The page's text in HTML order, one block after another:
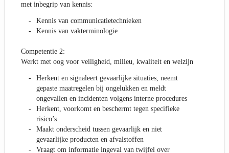
met inbegrip van kennis:
Kennis van communicatietechnieken
Kennis van vakterminologie
Competentie 2:
Werkt met oog voor veiligheid, milieu, kwaliteit en welzijn
Herkent en signaleert gevaarlijke situaties, neemt
gepaste maatregelen bij ongelukken en meldt
ongevallen en incidenten volgens interne procedures
Herkent, voorkomt en beschermt tegen specifieke
risico’s
Maakt onderscheid tussen gevaarlijk en niet
gevaarlijke producten en afvalstoffen
Vraagt om informatie ingeval van twijfel over